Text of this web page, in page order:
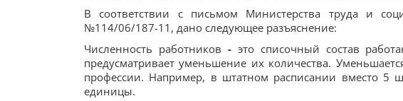
В соответствии с письмом Министерства труда и
№114/06/187-11, дано следующее разъяснение:
Численность работников - это списочный состав
предусматривает уменьшение их количества.
профессии. Например, в штатном расписании вместо 5
единицы.